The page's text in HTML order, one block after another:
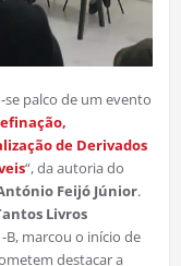
palco de um evento
de Derivados
“, da autoria do
Feijó Júnior.
Livros
B, marcou o início de
destacar a